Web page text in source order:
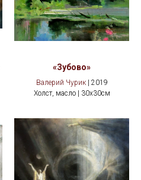
«Зубово»
Валерий Чурик| 2019
Холст, масло | 30x30см